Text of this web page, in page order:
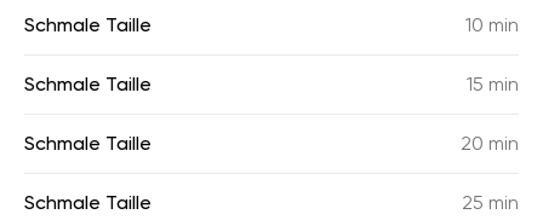
Schmale Taille 10 min
Schmale Taille 15 min
Schmale Taille 20 min
Schmale Taille 25 min